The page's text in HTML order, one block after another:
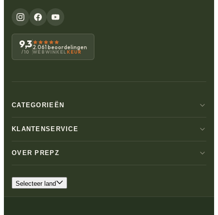
9,3
/10
2.061 beoordelingen
WEBWINKEL KEUR
CATEGORIEËN
KLANTENSERVICE
OVER PREPZ
Selecteer land